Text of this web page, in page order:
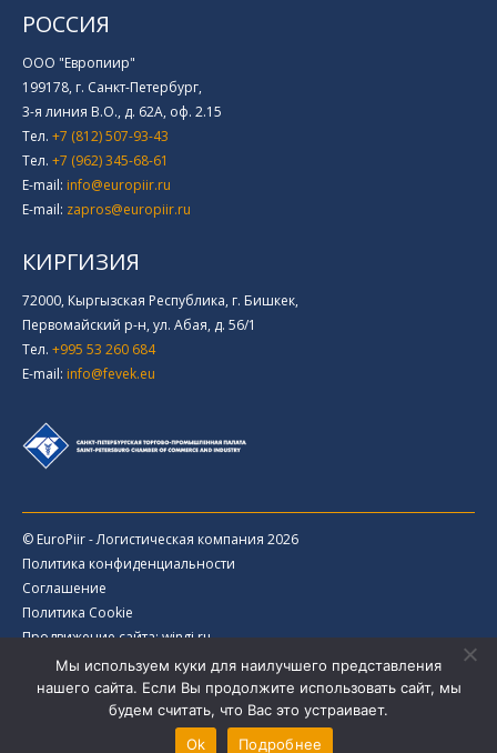
РОССИЯ
ООО "Европиир"
199178, г. Санкт-Петербург,
3-я линия В.О., д. 62А, оф. 2.15
Тел. +7 (812) 507-93-43
Тел. +7 (962) 345-68-61
E-mail: info@europiir.ru
E-mail: zapros@europiir.ru
КИРГИЗИЯ
72000, Кыргызская Республика, г. Бишкек,
Первомайский р-н, ул. Абая, д. 56/1
Тел. +995 53 260 684
E-mail: info@fevek.eu
© EuroPiir - Логистическая компания 2026
Политика конфиденциальности
Соглашение
Политика Cookie
Продвижение сайта: wingi.ru
Мы используем куки для наилучшего представления
нашего сайта. Если Вы продолжите использовать сайт, мы
будем считать, что Вас это устраивает.
Ok
Подробнее